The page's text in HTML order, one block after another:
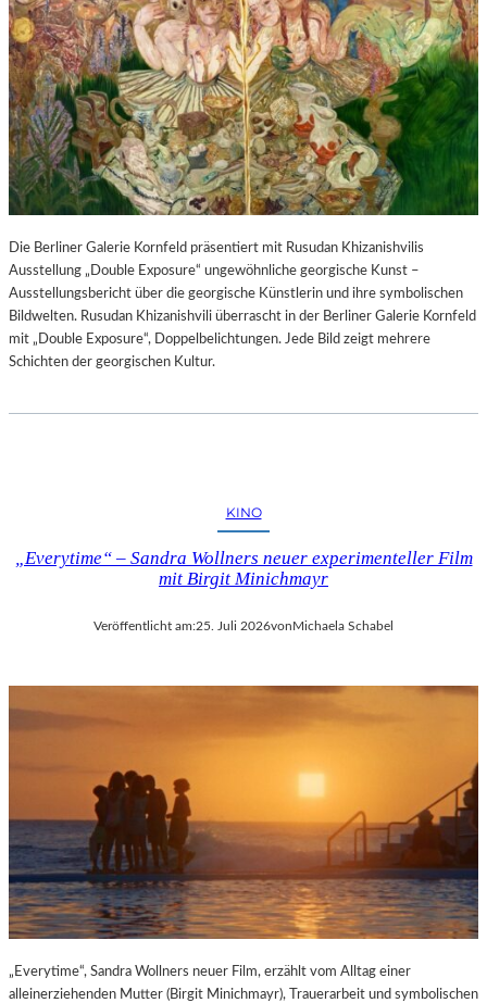
Die Berliner Galerie Kornfeld präsentiert mit Rusudan Khizanishvilis
Ausstellung „Double Exposure“ ungewöhnliche georgische Kunst –
Ausstellungsbericht über die georgische Künstlerin und ihre symbolischen
Bildwelten. Rusudan Khizanishvili überrascht in der Berliner Galerie Kornfeld
mit „Double Exposure“, Doppelbelichtungen. Jede Bild zeigt mehrere
Schichten der georgischen Kultur.
KINO
„Everytime“ – Sandra Wollners neuer experimenteller Film
mit Birgit Minichmayr
Veröffentlicht am:25. Juli 2026von Michaela Schabel
„Everytime“, Sandra Wollners neuer Film, erzählt vom Alltag einer
alleinerziehenden Mutter (Birgit Minichmayr), Trauerarbeit und symbolischen